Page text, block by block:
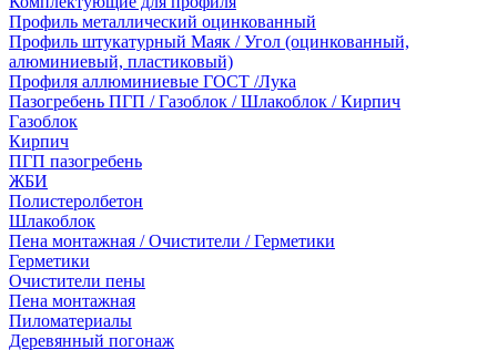
Профиль металлический оцинкованный
Профиль штукатурный Маяк / Угол (оцинкованный,
алюминиевый, пластиковый)
Профиля аллюминиевые ГОСТ /Лука
Пазогребень ПГП / Газоблок / Шлакоблок / Кирпич
Газоблок
Кирпич
ПГП пазогребень
ЖБИ
Полистеролбетон
Шлакоблок
Пена монтажная / Очистители / Герметики
Герметики
Очистители пены
Пена монтажная
Пиломатериалы
Деревянный погонаж